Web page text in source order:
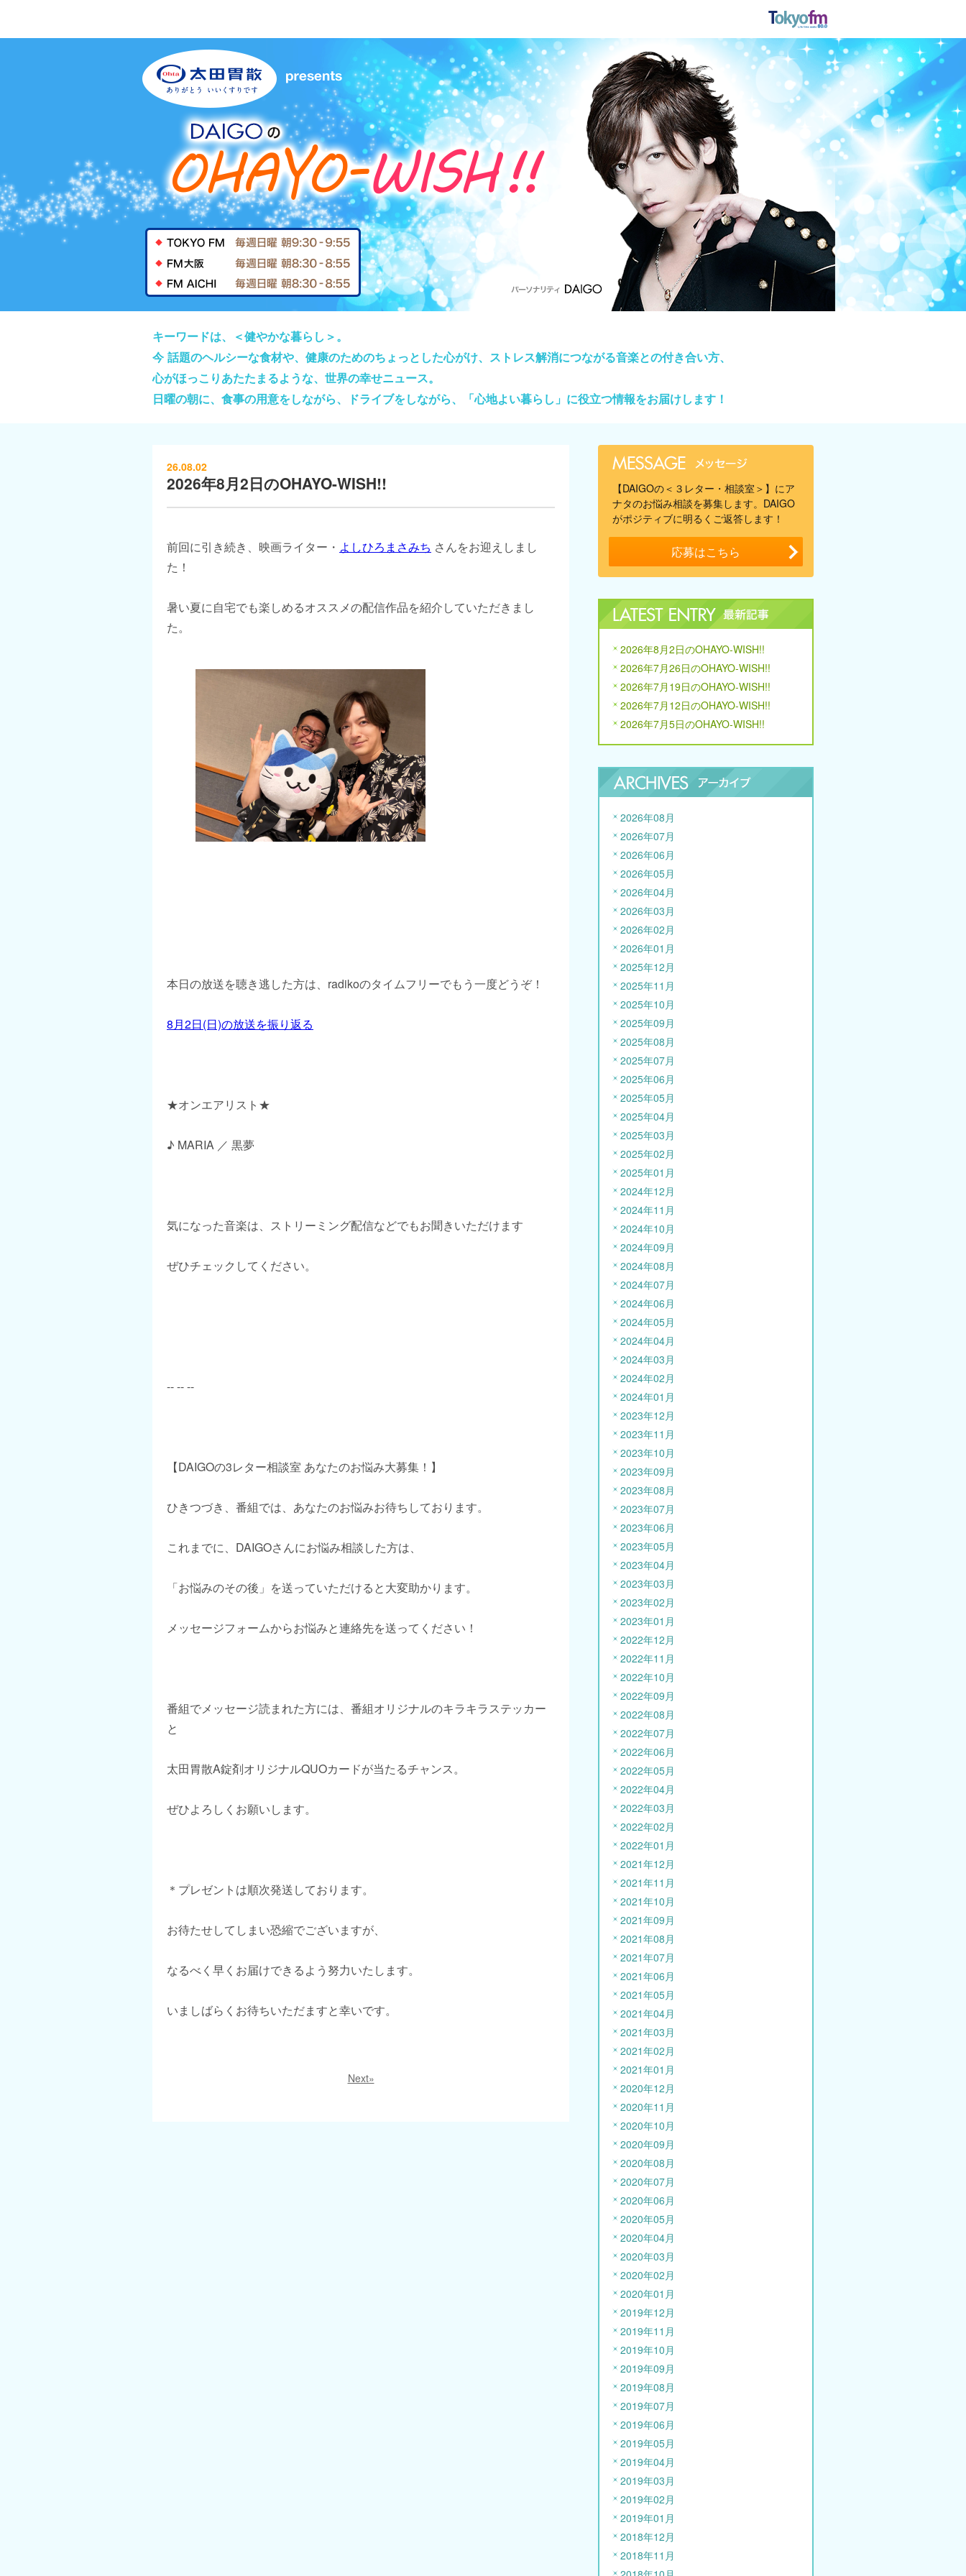
キーワードは、＜健やかな暮らし＞。
今 話題のヘルシーな食材や、健康のためのちょっとした心がけ、ストレス解消につながる音楽との付き合い方、
心がほっこりあたたまるような、世界の幸せニュース。
日曜の朝に、食事の用意をしながら、ドライブをしながら、「心地よい暮らし」に役立つ情報をお届けします！
26.08.02
2026年8月2日のOHAYO-WISH!!
前回に引き続き、映画ライター・ よしひろまさみち さんをお迎えしまし
た！
暑い夏に自宅でも楽しめるオススメの配信作品を紹介していただきまし
た。
本日の放送を聴き逃した方は、radikoのタイムフリーでもう一度どうぞ！
8月2日(日)の放送を振り返る
★オンエアリスト★
♪ MARIA ／ 黒夢
気になった音楽は、ストリーミング配信などでもお聞きいただけます
ぜひチェックしてください。
-- -- --
【DAIGOの3レター相談室 あなたのお悩み大募集！】
ひきつづき、番組では、あなたのお悩みお待ちしております。
これまでに、DAIGOさんにお悩み相談した方は、
「お悩みのその後」を送っていただけると大変助かります。
メッセージフォームからお悩みと連絡先を送ってください！
番組でメッセージ読まれた方には、番組オリジナルのキラキラステッカー
と
太田胃散A錠剤オリジナルQUOカードが当たるチャンス。
ぜひよろしくお願いします。
＊プレゼントは順次発送しております。
お待たせしてしまい恐縮でございますが、
なるべく早くお届けできるよう努力いたします。
いましばらくお待ちいただますと幸いです。
Next»
【DAIGOの＜３レター・相談室＞】にア
ナタのお悩み相談を募集します。DAIGO
がポジティブに明るくご返答します！
応募はこちら
2026年8月2日のOHAYO-WISH!!
2026年7月26日のOHAYO-WISH!!
2026年7月19日のOHAYO-WISH!!
2026年7月12日のOHAYO-WISH!!
2026年7月5日のOHAYO-WISH!!
2026年08月
2026年07月
2026年06月
2026年05月
2026年04月
2026年03月
2026年02月
2026年01月
2025年12月
2025年11月
2025年10月
2025年09月
2025年08月
2025年07月
2025年06月
2025年05月
2025年04月
2025年03月
2025年02月
2025年01月
2024年12月
2024年11月
2024年10月
2024年09月
2024年08月
2024年07月
2024年06月
2024年05月
2024年04月
2024年03月
2024年02月
2024年01月
2023年12月
2023年11月
2023年10月
2023年09月
2023年08月
2023年07月
2023年06月
2023年05月
2023年04月
2023年03月
2023年02月
2023年01月
2022年12月
2022年11月
2022年10月
2022年09月
2022年08月
2022年07月
2022年06月
2022年05月
2022年04月
2022年03月
2022年02月
2022年01月
2021年12月
2021年11月
2021年10月
2021年09月
2021年08月
2021年07月
2021年06月
2021年05月
2021年04月
2021年03月
2021年02月
2021年01月
2020年12月
2020年11月
2020年10月
2020年09月
2020年08月
2020年07月
2020年06月
2020年05月
2020年04月
2020年03月
2020年02月
2020年01月
2019年12月
2019年11月
2019年10月
2019年09月
2019年08月
2019年07月
2019年06月
2019年05月
2019年04月
2019年03月
2019年02月
2019年01月
2018年12月
2018年11月